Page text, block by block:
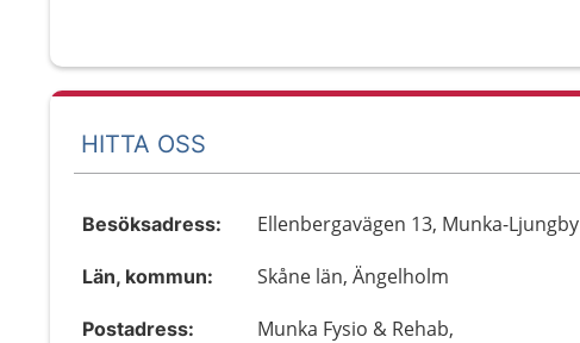
HITTA OSS
Besöksadress: Ellenbergavägen 13, Munka-Ljungby
Län, kommun: Skåne län, Ängelholm
Postadress:
Munka Fysio & Rehab,